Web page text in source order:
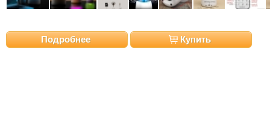
Подробнее Купить